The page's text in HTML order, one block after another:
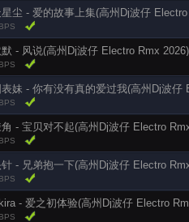
星尘 - 爱的故事上集(高州Dj波仔
默 - 风说(高州Dj波仔 Electro Rmx 2026)
表妹 - 你有没有真的爱过我(高州Dj波仔
角 - 宝贝对不起(高州Dj波仔 Electro
针 - 兄弟抱一下(高州Dj波仔 Electro
- 爱之初体验(高州Dj波仔 Electro